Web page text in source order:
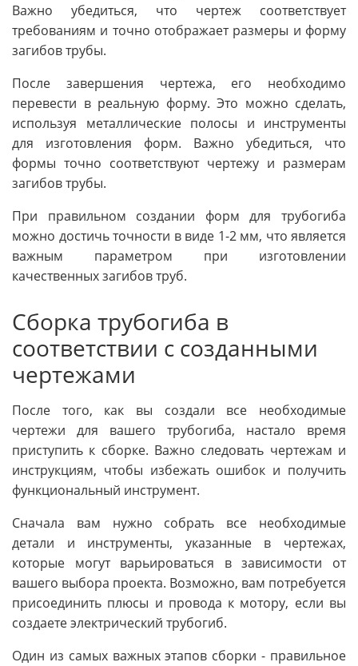
Важно убедиться, что чертеж соответствует
требованиям и точно отображает размеры и форму
загибов трубы.
После завершения чертежа, его необходимо
перевести в реальную форму. Это можно сделать,
используя металлические полосы и инструменты
для изготовления форм. Важно убедиться, что
формы точно соответствуют чертежу и размерам
загибов трубы.
При правильном создании форм для трубогиба
можно достичь точности в виде 1-2 мм, что является
важным параметром при изготовлении
качественных загибов труб.
Сборка трубогиба в
соответствии с созданными
чертежами
После того, как вы создали все необходимые
чертежи для вашего трубогиба, настало время
приступить к сборке. Важно следовать чертежам и
инструкциям, чтобы избежать ошибок и получить
функциональный инструмент.
Сначала вам нужно собрать все необходимые
детали и инструменты, указанные в чертежах,
которые могут варьироваться в зависимости от
вашего выбора проекта. Возможно, вам потребуется
присоединить плюсы и провода к мотору, если вы
создаете электрический трубогиб.
Один из самых важных этапов сборки - правильное